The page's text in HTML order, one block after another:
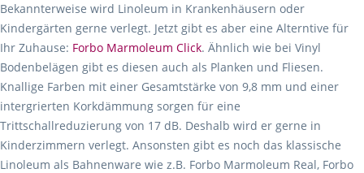
Bekannterweise wird Linoleum in Krankenhäusern oder
Kindergärten gerne verlegt. Jetzt gibt es aber eine Alterntive für
Ihr Zuhause: Forbo Marmoleum Click. Ähnlich wie bei Vinyl
Bodenbelägen gibt es diesen auch als Planken und Fliesen.
Knallige Farben mit einer Gesamtstärke von 9,8 mm und einer
intergrierten Korkdämmung sorgen für eine
Trittschallreduzierung von 17 dB. Deshalb wird er gerne in
Kinderzimmern verlegt. Ansonsten gibt es noch das klassische
Linoleum als Bahnenware wie z.B. Forbo Marmoleum Real, Forbo